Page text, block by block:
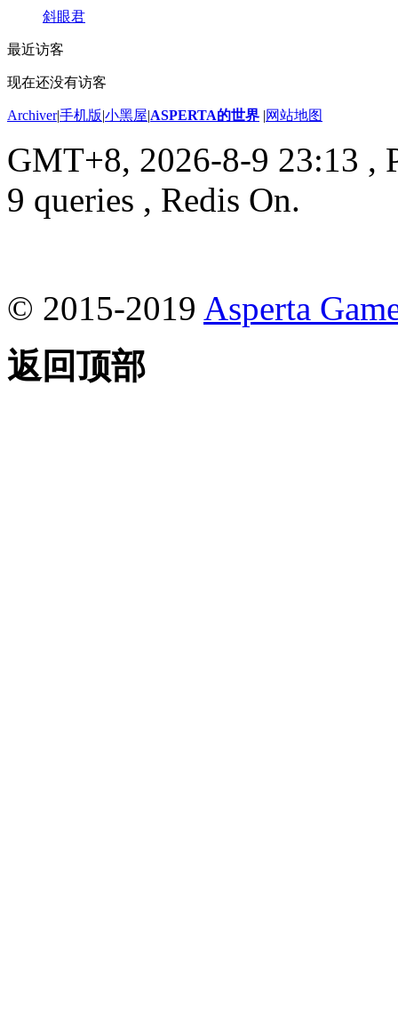
斜眼君
最近访客
现在还没有访客
Archiver|手机版|小黑屋|ASPERTA的世界 |网站地图
GMT+8, 2026-8-9 23:13 ,
9 queries , Redis On.
© 2015-2019 Asperta
返回顶部